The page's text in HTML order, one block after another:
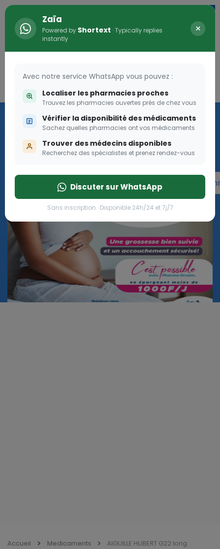
Programme OLGA-ESTHER
Rejoignez le programme Olga Esther pour les femmes
enceintes
Rejoignez le programme Olga Esther pour les
Accueil Medicaments AIGUILLE HUBERT G22 long
Zaïa
Powered by Shortext · Typically replies
instantly
×
Avec notre service WhatsApp vous pouvez :
Localiser les pharmacies proches
Trouvez les pharmacies ouvertes près de chez vous
Vérifier la disponibilité des médicaments
Sachez quelles pharmacies ont vos médicaments
Trouver des médecins disponibles
Recherchez des spécialistes et prenez rendez-vous
Discuter sur WhatsApp
Sans inscription · Disponible 24h/24 et 7j/7